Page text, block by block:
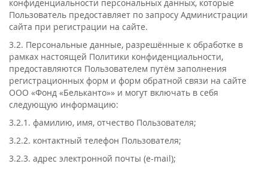
конфиденциальности персональных данных, которые
Пользователь предоставляет по запросу Администрации
сайта при регистрации на сайте.
3.2. Персональные данные, разрешённые к обработке в
рамках настоящей Политики конфиденциальности,
предоставляются Пользователем путём заполнения
регистрационных форм и форм обратной связи на сайте
ООО «Фонд «Бельканто»» и могут включать в себя
следующую информацию:
3.2.1. фамилию, имя, отчество Пользователя;
3.2.2. контактный телефон Пользователя;
3.2.3. адрес электронной почты (e-mail);